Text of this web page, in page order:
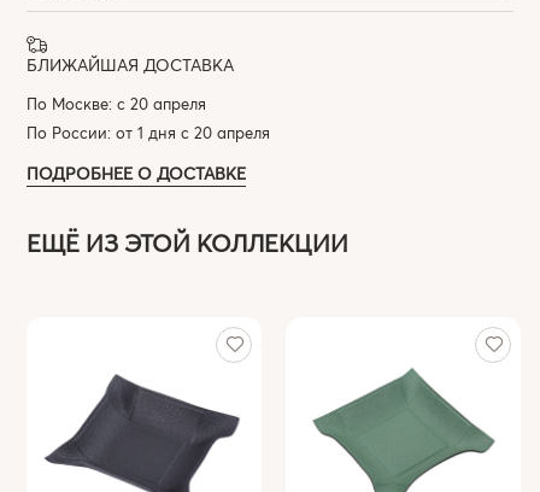
БЛИЖАЙШАЯ ДОСТАВКА
По Москве: с 20 апреля
По России: от 1 дня с 20 апреля
ПОДРОБНЕЕ О ДОСТАВКЕ
ЕЩЁ ИЗ ЭТОЙ КОЛЛЕКЦИИ